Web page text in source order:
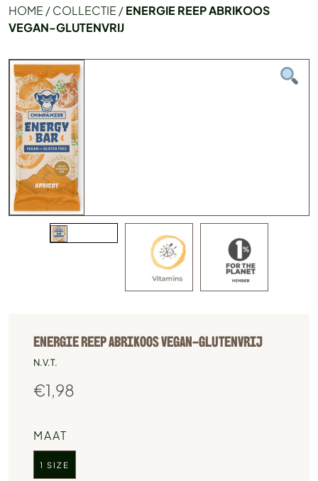
HOME /COLLECTIE /ENERGIE REEP ABRIKOOS
VEGAN-GLUTENVRIJ
ENERGIE REEP ABRIKOOS VEGAN-GLUTENVRIJ
N.V.T.
€1,98
MAAT
1 SIZE